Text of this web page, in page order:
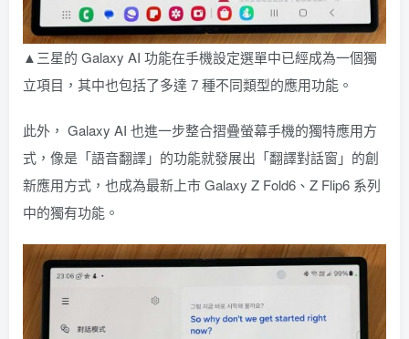
▲三星的 Galaxy AI 功能在手機設定選單中已經成為一個獨
立項目，其中也包括了多達 7 種不同類型的應用功能。
此外， Galaxy AI 也進一步整合摺疊螢幕手機的獨特應用方
式，像是「語音翻譯」的功能就發展出「翻譯對話窗」的創
新應用方式，也成為最新上市 Galaxy Z Fold6、Z Flip6 系列
中的獨有功能。